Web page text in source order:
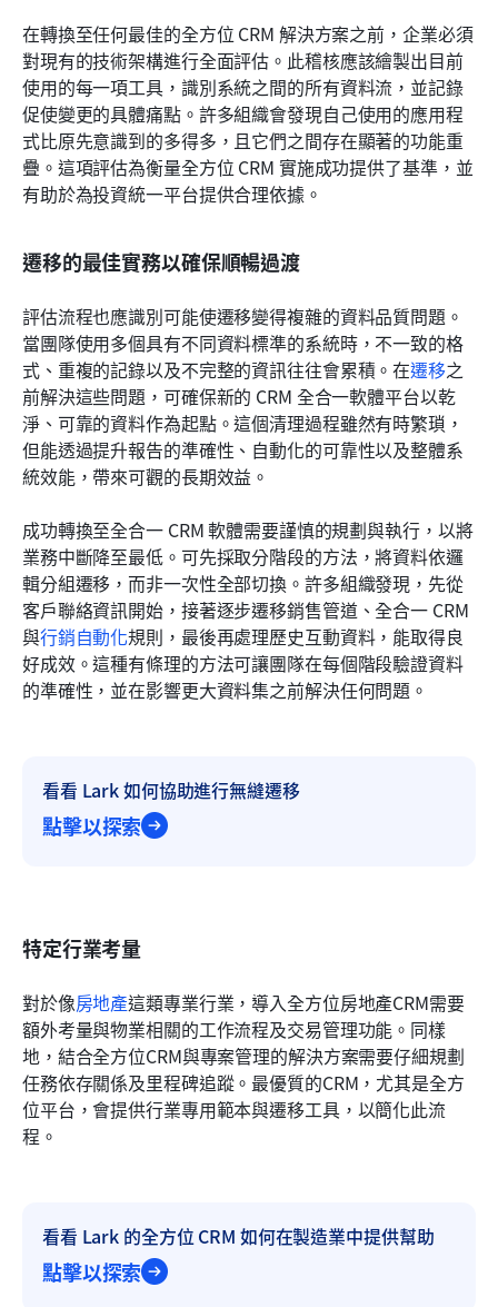
在轉換至任何最佳的全方位 CRM 解決方案之前，企業必須
對現有的技術架構進行全面評估。此稽核應該繪製出目前
使用的每一項工具，識別系統之間的所有資料流，並記錄
促使變更的具體痛點。許多組織會發現自己使用的應用程
式比原先意識到的多得多，且它們之間存在顯著的功能重
疊。這項評估為衡量全方位 CRM 實施成功提供了基準，並
有助於為投資統一平台提供合理依據。
遷移的最佳實務以確保順暢過渡
評估流程也應識別可能使遷移變得複雜的資料品質問題。
當團隊使用多個具有不同資料標準的系統時，不一致的格
式、重複的記錄以及不完整的資訊往往會累積。在遷移之
前解決這些問題，可確保新的 CRM 全合一軟體平台以乾
淨、可靠的資料作為起點。這個清理過程雖然有時繁瑣，
但能透過提升報告的準確性、自動化的可靠性以及整體系
統效能，帶來可觀的長期效益。
成功轉換至全合一 CRM 軟體需要謹慎的規劃與執行，以將
業務中斷降至最低。可先採取分階段的方法，將資料依邏
輯分組遷移，而非一次性全部切換。許多組織發現，先從
客戶聯絡資訊開始，接著逐步遷移銷售管道、全合一 CRM
與行銷自動化規則，最後再處理歷史互動資料，能取得良
好成效。這種有條理的方法可讓團隊在每個階段驗證資料
的準確性，並在影響更大資料集之前解決任何問題。
看看 Lark 如何協助進行無縫遷移
點擊以探索
特定行業考量
對於像房地產這類專業行業，導入全方位房地產CRM需要
額外考量與物業相關的工作流程及交易管理功能。同樣
地，結合全方位CRM與專案管理的解決方案需要仔細規劃
任務依存關係及里程碑追蹤。最優質的CRM，尤其是全方
位平台，會提供行業專用範本與遷移工具，以簡化此流
程。
看看 Lark 的全方位 CRM 如何在製造業中提供幫助
點擊以探索